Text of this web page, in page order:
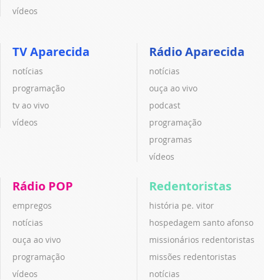
vídeos
TV Aparecida
notícias
programação
tv ao vivo
vídeos
Rádio Aparecida
notícias
ouça ao vivo
podcast
programação
programas
vídeos
Rádio POP
empregos
notícias
ouça ao vivo
programação
vídeos
Redentoristas
história pe. vitor
hospedagem santo afonso
missionários redentoristas
missões redentoristas
notícias